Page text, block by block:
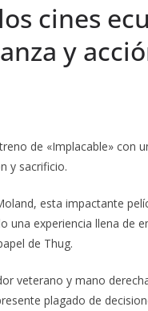
cines
y
de «Implacable» con
y sacrificio.
esta impactante
experiencia llena de
de Thug.
veterano y mano
plagado de